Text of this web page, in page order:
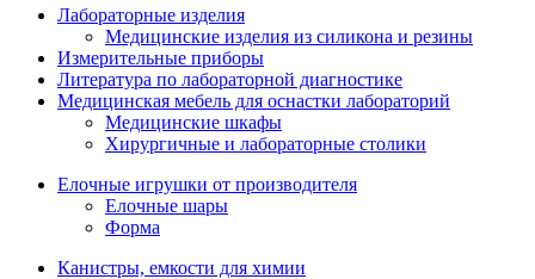
Лабораторные изделия
Медицинские изделия из силикона и резины
Измерительные приборы
Литература по лабораторной диагностике
Медицинская мебель для оснастки лабораторий
Медицинские шкафы
Хирургичные и лабораторные столики
Елочные игрушки от производителя
Елочные шары
Форма
Канистры, емкости для химии